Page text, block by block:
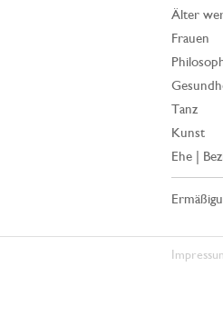
Älter
Frauen
Tanz
Kunst
Ehe |